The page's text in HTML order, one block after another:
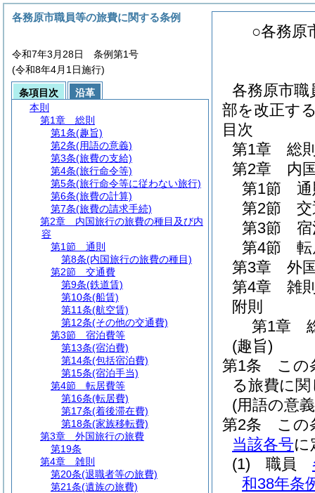
○各務原
各務原市職
部を改正す
目次
第1章
総
第2章
内
第1節
第2節
第3節
第4節
第3章
外
第4章
雑
附則
第1章
(趣旨)
第1条
この
る旅費に
(用語の意
第2条
この
当該各号に
(1)
職員
和38年条
各務原市職員等の旅費に関する条例
令和7年3月28日 条例第1号
(令和8年4月1日施行)
条項目次
沿革
本則
第1章
総則
第1条(趣旨)
第2条(用語の意義)
第3条(旅費の支給)
第4条(旅行命令等)
第5条(旅行命令等に従わない旅行)
第6条(旅費の計算)
第7条(旅費の請求手続)
第2章
内国旅行の旅費の種目及び内
容
第1節
通則
第8条(内国旅行の旅費の種目)
第2節
交通費
第9条(鉄道賃)
第10条(船賃)
第11条(航空賃)
第12条(その他の交通費)
第3節
宿泊費等
第13条(宿泊費)
第14条(包括宿泊費)
第15条(宿泊手当)
第4節
転居費等
第16条(転居費)
第17条(着後滞在費)
第18条(家族移転費)
第3章
外国旅行の旅費
第19条
第4章
雑則
第20条(退職者等の旅費)
第21条(遺族の旅費)